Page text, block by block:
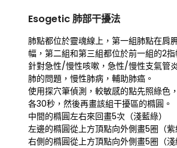
Esogetic 肺部干擾法
肺點都位於靈魂線上，第一組肺點在肩
幅，第二組和第三組都位於前一組的2
針對急性/慢性咳嗽，急性/慢性支氣管
肺的問題，慢性肺病，輔助肺癌。
使用探穴筆偵測，較敏感的點先照綠色
各30秒，然後再畫該組干擾區的橢圓。
中間的橢圓左右來回畫5次（淺藍綠）
左邊的橢圓從上方頂點向外側畫5圈（紫
右側的橢圓從上方頂點向外側畫5圈（淺